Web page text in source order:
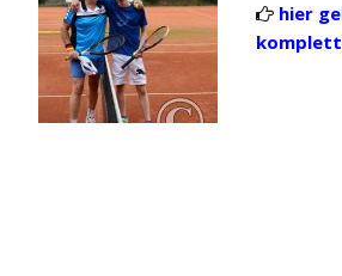
 hier